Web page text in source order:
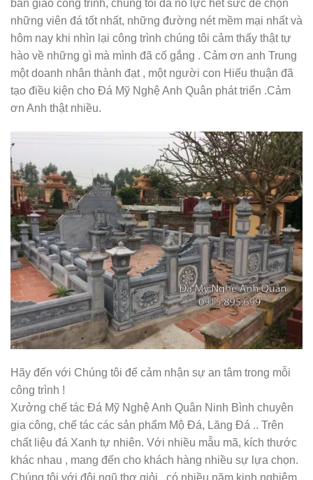
bàn giao công trình, chúng tôi đã nỗ lực hết sức để chọn
những viên đá tốt nhất, những đường nét mềm mại nhất và
hôm nay khi nhìn lại công trình chúng tôi cảm thấy thật tự
hào về những gì mà mình đã cố gắng . Cảm ơn anh Trung
một doanh nhân thành đạt , một người con Hiếu thuận đã
tạo điều kiện cho Đá Mỹ Nghệ Anh Quân phát triển .Cảm
ơn Anh thật nhiều.
Hãy đến với Chúng tôi để cảm nhận sự an tâm trong mỗi
công trình !
Xưởng chế tác Đá Mỹ Nghệ Anh Quân Ninh Bình chuyên
gia công, chế tác các sản phẩm Mộ Đá, Lăng Đá .. Trên
chất liệu đá Xanh tự nhiên. Với nhiều mẫu mã, kích thước
khác nhau , mang đến cho khách hàng nhiều sự lựa chọn.